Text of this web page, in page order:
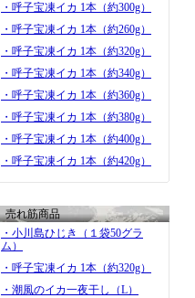
・呼子宝凍イカ 1本（約300g）
・呼子宝凍イカ 1本（約260g）
・呼子宝凍イカ 1本（約320g）
・呼子宝凍イカ 1本（約340g）
・呼子宝凍イカ 1本（約360g）
・呼子宝凍イカ 1本（約380g）
・呼子宝凍イカ 1本（約400g）
・呼子宝凍イカ 1本（約420g）
売れ筋商品
・小川島ひじき（１袋50グラ
ム）
・呼子宝凍イカ 1本（約320g）
・潮風のイカ一夜干し（L）